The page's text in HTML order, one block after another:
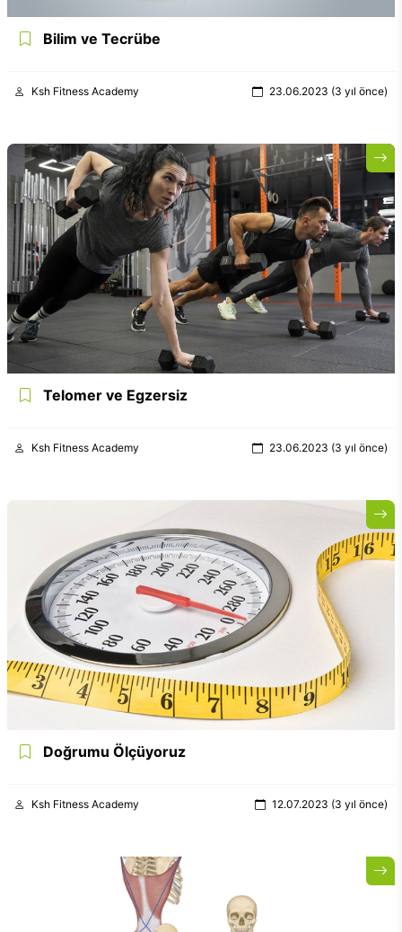
Bilim ve Tecrübe
Ksh Fitness Academy 23.06.2023 (3 yıl önce)
Telomer ve Egzersiz
Ksh Fitness Academy 23.06.2023 (3 yıl önce)
Doğrumu Ölçüyoruz
Ksh Fitness Academy 12.07.2023 (3 yıl önce)